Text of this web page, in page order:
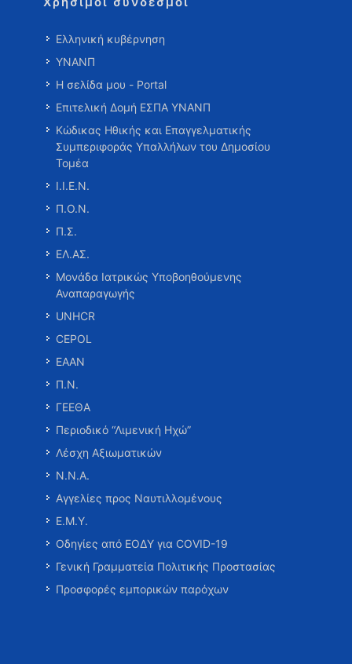
Ελληνική κυβέρνηση
ΥΝΑΝΠ
Η σελίδα μου - Portal
Επιτελική Δομή ΕΣΠΑ ΥΝΑΝΠ
Κώδικας Ηθικής και Επαγγελματικής
Συμπεριφοράς Υπαλλήλων του Δημοσίου
Τομέα
Ι.Ι.Ε.Ν.
Π.Ο.Ν.
Π.Σ.
ΕΛ.ΑΣ.
Μονάδα Ιατρικώς Υποβοηθούμενης
Αναπαραγωγής
UNHCR
CEPOL
ΕΑΑΝ
Π.Ν.
ΓΕΕΘΑ
Περιοδικό “Λιμενική Ηχώ”
Λέσχη Αξιωματικών
Ν.Ν.Α.
Αγγελίες προς Ναυτιλλομένους
Ε.Μ.Υ.
Οδηγίες από ΕΟΔΥ για COVID-19
Γενική Γραμματεία Πολιτικής Προστασίας
Προσφορές εμπορικών παρόχων